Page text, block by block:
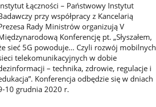
Łączności – Państwowy Instytut
przy współpracy z Kancelarią
Rady Ministrów organizują V
Konferencję pt. „Słyszałem,
sieć 5G powoduje… Czyli rozwój mobilnych
telekomunikacyjnych w dobie
– technika, zdrowie, regulacje i
Konferencja odbędzie się w dniach
10 grudnia 2020 r.